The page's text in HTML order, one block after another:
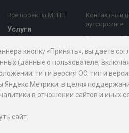
Все проекты МТПП
Услуги
диагностика
предпринимательства
Внешнеэкономическая
Юридическая помощь
Контактный
аутсорсинге
Все услуги
Дочерние
организации
АО
БЦ
кнопку «Принять», вы даете
(данные о пользователе,
тип и версия ОС; тип и
в целях
в отношении сайтов и
сайт.